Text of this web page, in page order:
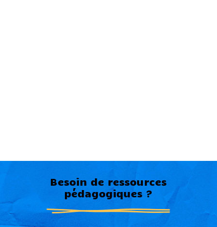
Besoin de ressources
pédagogiques ?